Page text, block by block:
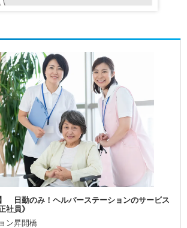
】 日勤のみ！ヘルパーステーションのサービス
社員》
ン昇開橋